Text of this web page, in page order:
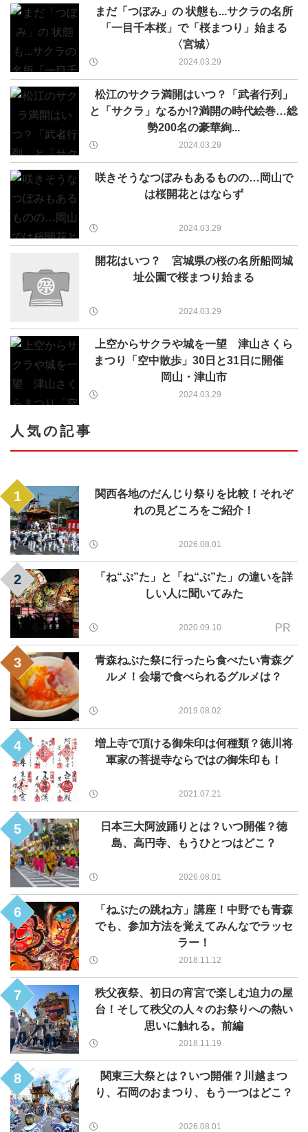
まだ「つぼみ」の 状態も...サクラの名所
「一目千本桜」で「桜まつり」始まる
〈宮城〉
2024.03.29
松江のサクラ満開はいつ？「武者行列」
と「サクラ」なるか!?満開の時代絵巻…総
勢200名の豪華絢...
2024.03.29
咲きそうなつぼみもあるものの…岡山で
は桜開花とはならず
2024.03.29
開花はいつ？ 宮城県の桜の名所船岡城
址公園で桜まつり始まる
2024.03.29
上空からサクラや城を一望 津山さくら
まつり「空中散歩」30日と31日に開催
岡山・津山市
2024.03.29
人気の記事
関西各地のだんじり祭りを比較！それぞ
れの見どころをご紹介！
2026.08.01
1
「ね“ぷ”た」と「ね“ぶ”た」の違いを詳
しい人に聞いてみた
2020.09.10
2
PR
青森ねぶた祭に行ったら食べたい青森グ
ルメ！会場で食べられるグルメは？
2019.08.02
3
増上寺で頂ける御朱印は何種類？徳川将
軍家の菩提寺ならではの御朱印も！
2021.07.21
4
日本三大阿波踊りとは？いつ開催？徳
島、高円寺、もうひとつはどこ？
2026.08.01
5
「ねぶたの跳ね方」講座！中野でも青森
でも、参加方法を覚えてみんなでラッセ
ラー！
2018.11.12
6
秩父夜祭、初日の宵宮で楽しむ迫力の屋
台！そして秩父の人々のお祭りへの熱い
思いに触れる。前編
2018.11.19
7
関東三大祭とは？いつ開催？川越まつ
り、石岡のおまつり、もう一つはどこ？
2026.08.01
8